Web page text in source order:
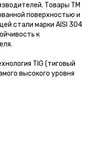
Товары ТМ
поверхностью и
стали марки AISI 304
к
TIG (тиговый
высокого уровня